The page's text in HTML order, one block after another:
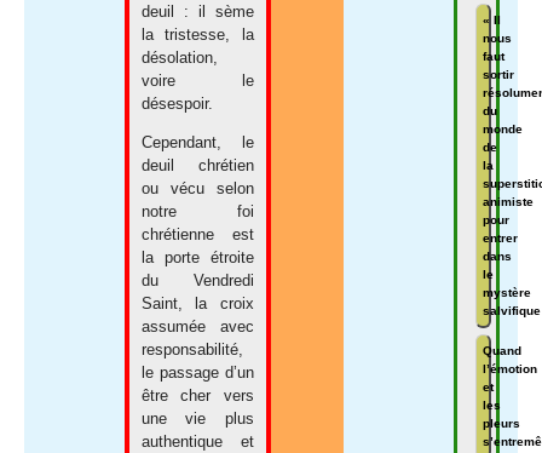
deuil : il sème
la tristesse, la
désolation,
voire le
désespoir.
Cependant, le
deuil chrétien
ou vécu selon
notre foi
chrétienne est
la porte étroite
du Vendredi
Saint, la croix
assumée avec
responsabilité,
le passage d’un
être cher vers
une vie plus
authentique et
« Il
nous
faut
sortir
du
monde
de
la
animiste
pour
entrer
dans
le
mystère
salvifique
Quand
l’émotion
et
les
pleurs